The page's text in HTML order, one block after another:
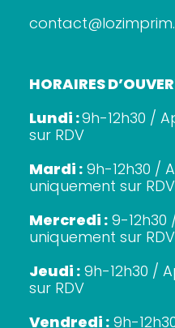
HORAIRES
Lundi :9h-12h30 /
sur RDV
Mardi : 9h-12h30 /
uniquement sur RDV
Mercredi : 9-
uniquement sur RDV
Jeudi : 9h-12h30 /
sur RDV
Vendredi : 9h-